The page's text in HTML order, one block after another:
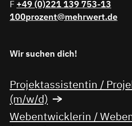
F +49 (0)221 139 753-13
100prozent@mehrwert.de
Wir suchen dich!
Projektassistentin /
(m/w/d)
Webentwicklerin /